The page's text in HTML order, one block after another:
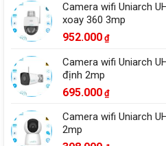
Camera wifi Uniarch
xoay 360 3mp
952.000 ₫
Camera wifi Uniarch
định 2mp
695.000 ₫
Camera wifi Uniarch
2mp